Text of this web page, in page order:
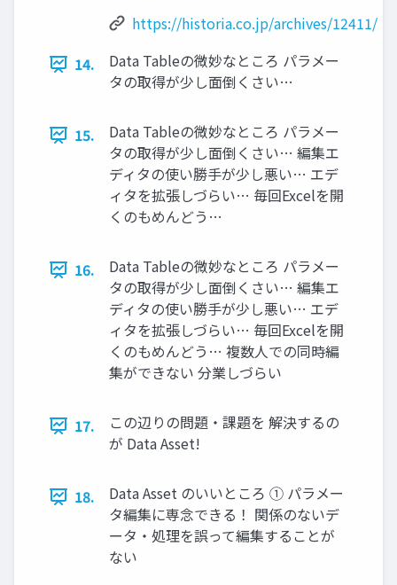
https://historia.co.jp/archives/12411/
14.
Data Tableの微妙なところ パラメー
タの取得が少し面倒くさい…
15.
Data Tableの微妙なところ パラメー
タの取得が少し面倒くさい… 編集エ
ディタの使い勝手が少し悪い… エデ
ィタを拡張しづらい… 毎回Excelを開
くのもめんどう…
16.
Data Tableの微妙なところ パラメー
タの取得が少し面倒くさい… 編集エ
ディタの使い勝手が少し悪い… エデ
ィタを拡張しづらい… 毎回Excelを開
くのもめんどう… 複数人での同時編
集ができない 分業しづらい
17.
この辺りの問題・課題を 解決するの
が Data Asset!
18.
Data Asset のいいところ ① パラメー
タ編集に専念できる！ 関係のないデ
ータ・処理を誤って編集することが
ない